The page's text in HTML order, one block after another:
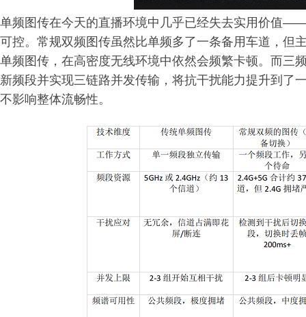
单频图传在今天的直播环境中几乎已经失去实用价值
可控。常规双频图传虽然比单频多了一条备用车道，但
单频图传，在高密度无线环境中依然会频繁卡顿。而三
新频段并实现三链路并发传输，将抗干扰能力提升到了
不影响整体流畅性。